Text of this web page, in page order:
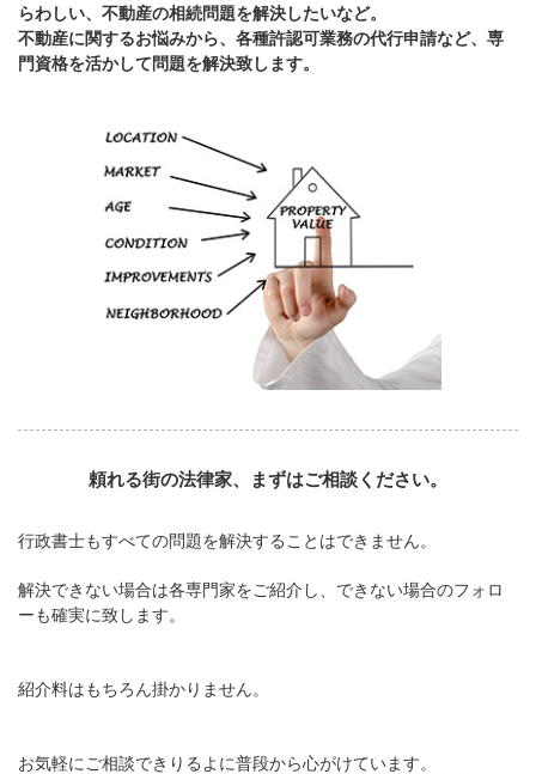
らわしい、不動産の相続問題を解決したいなど。
不動産に関するお悩みから、各種許認可業務の代行申請など、専
門資格を活かして問題を解決致します。
頼れる街の法律家、まずはご相談ください。
行政書士もすべての問題を解決することはできません。
解決できない場合は各専門家をご紹介し、できない場合のフォロ
ーも確実に致します。
紹介料はもちろん掛かりません。
お気軽にご相談できりるよに普段から心がけています。